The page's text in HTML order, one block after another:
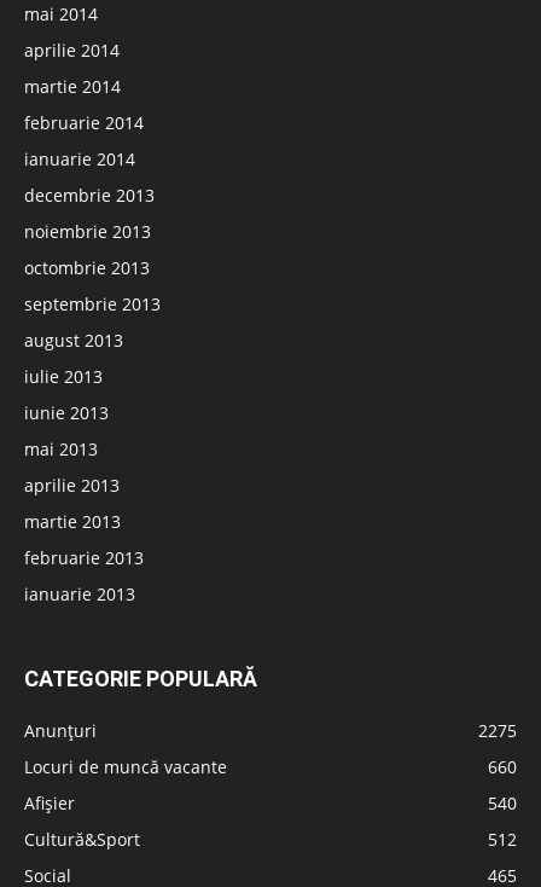
mai 2014
aprilie 2014
martie 2014
februarie 2014
ianuarie 2014
decembrie 2013
noiembrie 2013
octombrie 2013
septembrie 2013
august 2013
iulie 2013
iunie 2013
mai 2013
aprilie 2013
martie 2013
februarie 2013
ianuarie 2013
CATEGORIE POPULARĂ
Anunțuri
2275
Locuri de muncă vacante
660
Afișier
540
Cultură&Sport
512
Social
465